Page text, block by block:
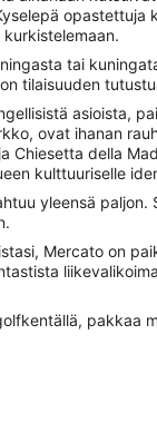
opastettuja
tai
tilaisuuden
asioista,
ovat ihanan
Chiesetta della
kulttuuriselle
yleensä paljon.
Mercato on
pakkaa